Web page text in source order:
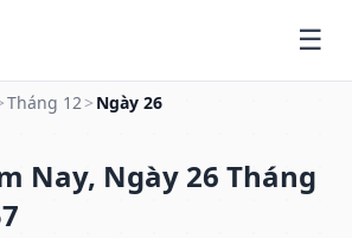
Tháng 12> Ngày 26
Nay, Ngày 26 Tháng